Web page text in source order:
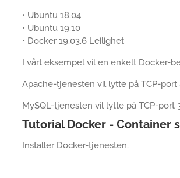
• Ubuntu 18.04
• Ubuntu 19.10
• Docker 19.03.6 Leilighet
I vårt eksempel vil en enkelt Docker-
Apache-tjenesten vil lytte på TCP-port
MySQL-tjenesten vil lytte på TCP-port
Tutorial Docker - Container
Installer Docker-tjenesten.